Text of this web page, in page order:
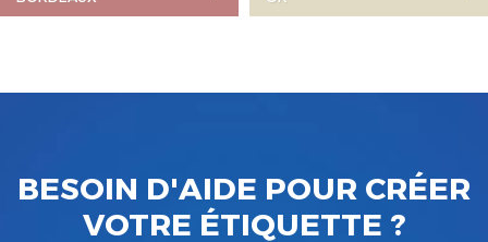
BESOIN D'AIDE POUR CRÉER
VOTRE ÉTIQUETTE ?